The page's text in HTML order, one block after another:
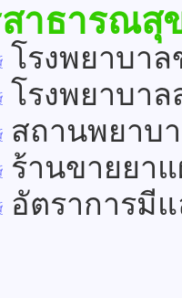
าธารณสุ
โรงพยาบาล
โรงพยาบา
สถานพยาบ
ร้านขายยา
อัตราการมี